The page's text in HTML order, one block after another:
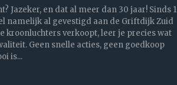
Jazeker, en dat al meer dan 30 jaar! Sinds 1
namelijk al gevestigd aan de Griftdijk Zuid
kroonluchters verkoopt, leer je precies wat
Geen snelle acties, geen goedkoop
is...